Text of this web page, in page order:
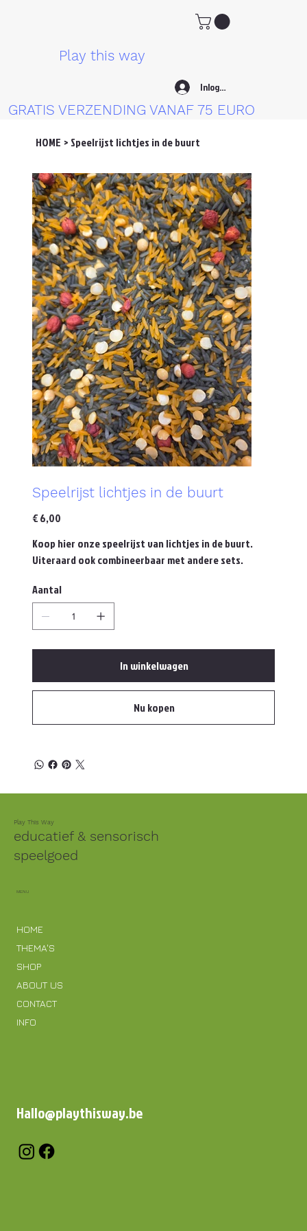
Play this way
Inloggen
GRATIS VERZENDING VANAF 75 EURO
HOME > Speelrijst lichtjes in de buurt
Speelrijst lichtjes in de buurt
Prijs
€ 6,00
Koop hier onze speelrijst van lichtjes in de buurt.
Uiteraard ook combineerbaar met andere sets.
Aantal
In winkelwagen
Nu kopen
Play This Way
educatief & sensorisch
speelgoed
MENU
HOME
THEMA'S
SHOP
ABOUT US
CONTACT
INFO
Hallo@playthisway.be